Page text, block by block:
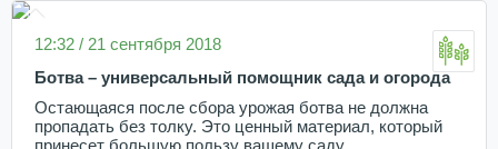
12:32 / 21 сентября 2018
Ботва – универсальный помощник сада и огорода
Остающаяся после сбора урожая ботва не должна
пропадать без толку. Это ценный материал, который
принесет большую пользу вашему саду.